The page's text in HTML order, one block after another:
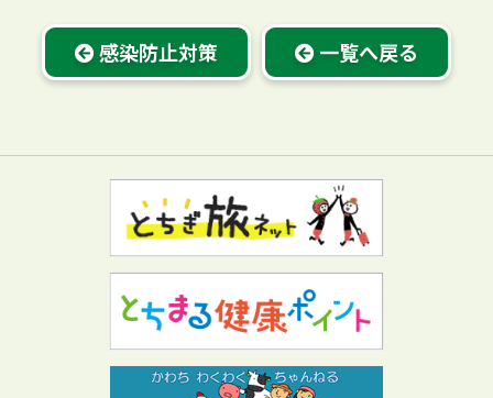
感染防止対策 一覧へ戻る